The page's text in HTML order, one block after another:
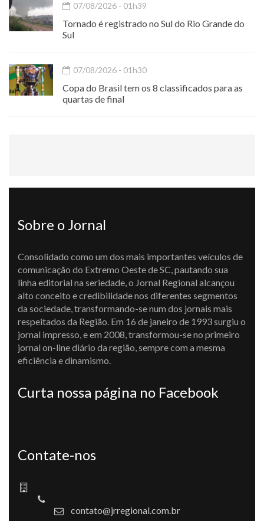
07/08/2026 - 01h39
Tornado é registrado no Sul do Rio Grande do
Sul
07/08/2026 - 01h30
Copa do Brasil tem os 8 classificados para as
quartas de final
Sobre o Jornal
Consolidado como um dos mais importantes veículos de
comunicação do Extremo Oeste de SC, pautando sua
linha editorial na seriedade, o Jornal Regional alcançou
alto conceito e credibilidade nos diferentes segmentos
da sociedade, transformando-se num dos jornais mais
respeitados da Região. Em 16 de janeiro de 1993 surgiu o
jornal impresso, e em 2008, transformou-se no primeiro
jornal on-line diário da região, sempre com a mesma
eficiência e dinamismo.
Curta nossa página no Facebook
Contate-nos
contato@jrregional.com.br